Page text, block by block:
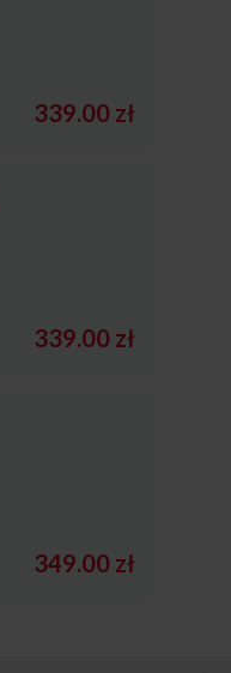
339.00 zł
339.00 zł
349.00 zł